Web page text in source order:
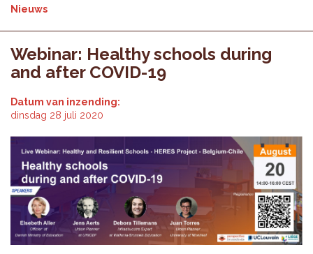
Nieuws
Webinar: Healthy schools during
and after COVID-19
Datum van inzending:
dinsdag 28 juli 2020